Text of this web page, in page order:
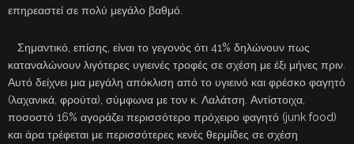
επηρεαστεί σε πολύ μεγάλο βαθμό.
Σημαντικό, επίσης, είναι το γεγονός ότι 41% δηλώνουν πως
καταναλώνουν λιγότερες υγιεινές τροφές σε σχέση με έξι μήνες πριν.
Αυτό δείχνει μια μεγάλη απόκλιση από το υγιεινό και φρέσκο φαγητό
(λαχανικά, φρούτα), σύμφωνα με τον κ. Λαλάτση. Αντίστοιχα,
ποσοστό 16% αγοράζει περισσότερο πρόχειρο φαγητό (junk food)
και άρα τρέφεται με περισσότερες κενές θερμίδες σε σχέση